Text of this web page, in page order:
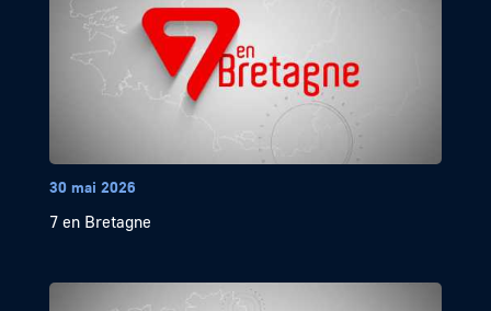
30 mai 2026
7 en Bretagne